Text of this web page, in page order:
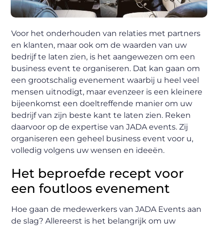
Voor het onderhouden van relaties met partners
en klanten, maar ook om de waarden van uw
bedrijf te laten zien, is het aangewezen om een
business event te organiseren. Dat kan gaan om
een grootschalig evenement waarbij u heel veel
mensen uitnodigt, maar evenzeer is een kleinere
bijeenkomst een doeltreffende manier om uw
bedrijf van zijn beste kant te laten zien. Reken
daarvoor op de expertise van JADA events. Zij
organiseren een geheel business event voor u,
volledig volgens uw wensen en ideeën.
Het beproefde recept voor
een foutloos evenement
Hoe gaan de medewerkers van JADA Events aan
de slag? Allereerst is het belangrijk om uw